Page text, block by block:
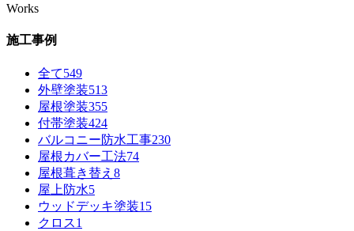
Works
施工事例
全て549
外壁塗装513
屋根塗装355
付帯塗装424
バルコニー防水工事230
屋根カバー工法74
屋根葺き替え 8
屋上防水5
ウッドデッキ塗装15
クロス1